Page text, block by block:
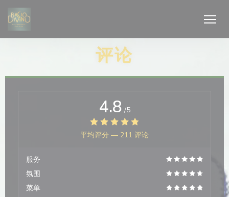
Cookie管理面板
评论
4.8 /5
平均评分 — 211 评论
服务
氛围
菜单